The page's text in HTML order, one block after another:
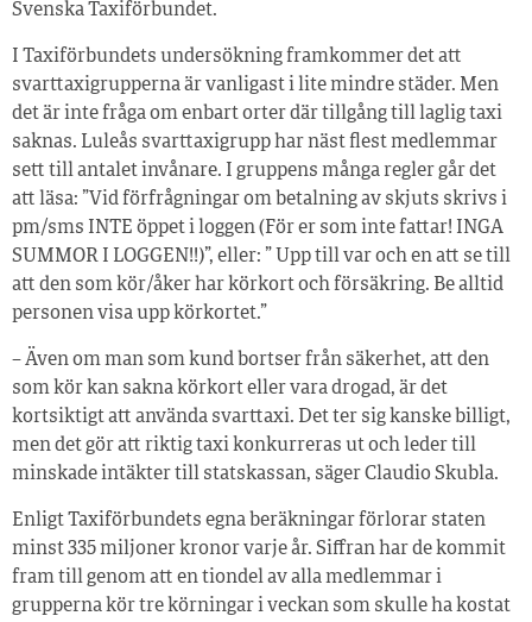
Svenska Taxiförbundet.
I Taxiförbundets undersökning framkommer det att
svarttaxigrupperna är vanligast i lite mindre städer. Men
det är inte fråga om enbart orter där tillgång till laglig taxi
saknas. Luleås svarttaxigrupp har näst flest medlemmar
sett till antalet invånare. I gruppens många regler går det
att läsa: ”Vid förfrågningar om betalning av skjuts skrivs i
pm/sms INTE öppet i loggen (För er som inte fattar! INGA
SUMMOR I LOGGEN!!)”, eller: ” Upp till var och en att se till
att den som kör/åker har körkort och försäkring. Be alltid
personen visa upp körkortet.”
– Även om man som kund bortser från säkerhet, att den
som kör kan sakna körkort eller vara drogad, är det
kortsiktigt att använda svarttaxi. Det ter sig kanske billigt,
men det gör att riktig taxi konkurreras ut och leder till
minskade intäkter till statskassan, säger Claudio Skubla.
Enligt Taxiförbundets egna beräkningar förlorar staten
minst 335 miljoner kronor varje år. Siffran har de kommit
fram till genom att en tiondel av alla medlemmar i
grupperna kör tre körningar i veckan som skulle ha kostat